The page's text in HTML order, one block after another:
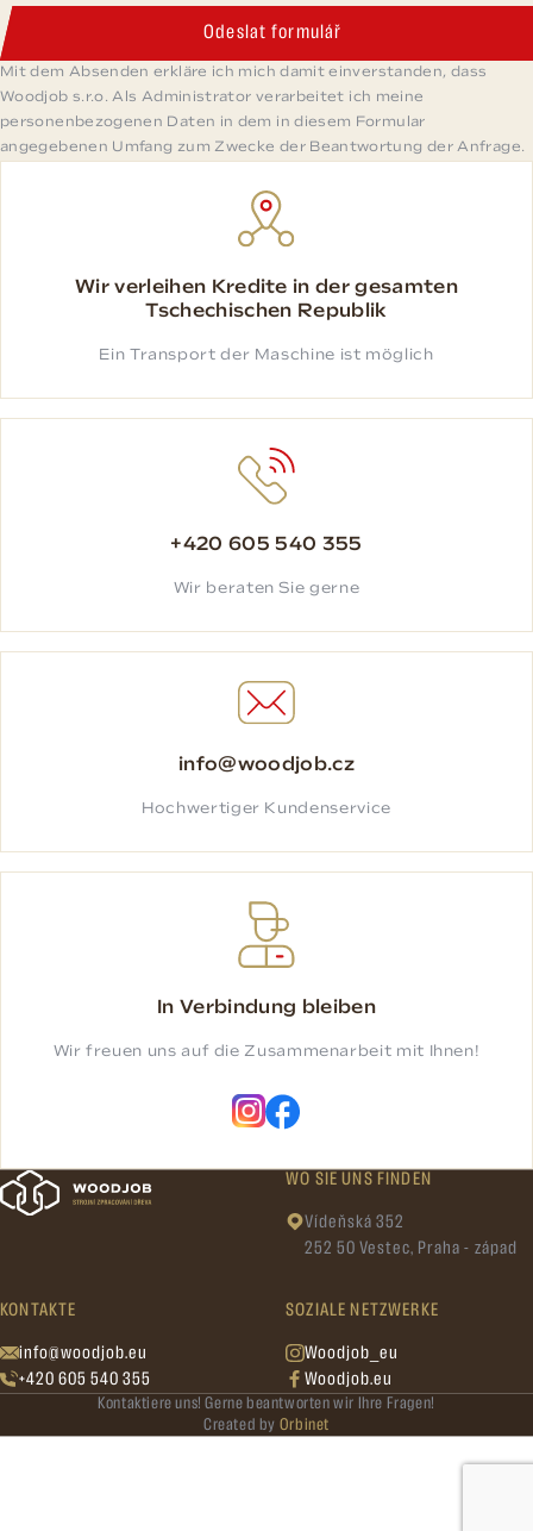
Odeslat formulář
Mit dem Absenden erkläre ich mich damit einverstanden, dass
Woodjob s.r.o. Als Administrator verarbeitet ich meine
personenbezogenen Daten in dem in diesem Formular
angegebenen Umfang zum Zwecke der Beantwortung der Anfrage.
Wir verleihen Kredite in der gesamten
Tschechischen Republik
Ein Transport der Maschine ist möglich
+420 605 540 355
Wir beraten Sie gerne
info@woodjob.cz
Hochwertiger Kundenservice
In Verbindung bleiben
Wir freuen uns auf die Zusammenarbeit mit Ihnen!
WO SIE UNS FINDEN
Vídeňská 352
252 50 Vestec, Praha - západ
KONTAKTE
info@woodjob.eu
+420 605 540 355
SOZIALE NETZWERKE
Woodjob_eu
Woodjob.eu
Kontaktiere uns! Gerne beantworten wir Ihre Fragen!
Created by Orbinet